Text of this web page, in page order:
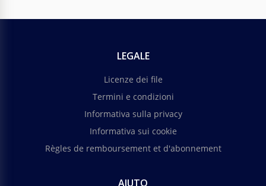
LEGALE
Licenze dei file
Termini e condizioni
Informativa sulla privacy
Informativa sui cookie
Règles de remboursement et d'abonnement
AIUTO